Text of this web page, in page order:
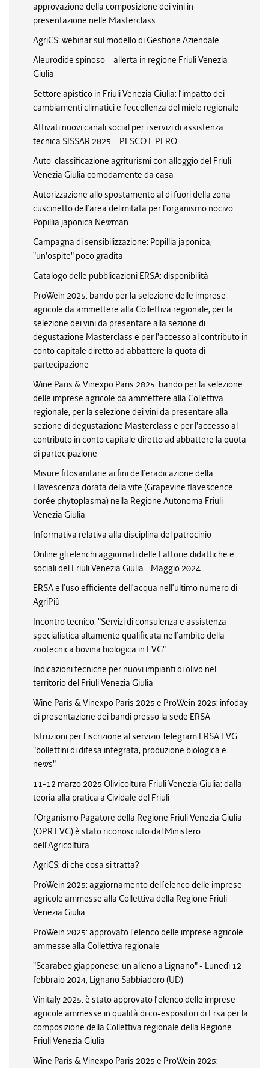
approvazione della composizione dei vini in
presentazione nelle Masterclass
AgriCS: webinar sul modello di Gestione Aziendale
Aleurodide spinoso – allerta in regione Friuli Venezia
Giulia
Settore apistico in Friuli Venezia Giulia: l’impatto dei
cambiamenti climatici e l’eccellenza del miele regionale
Attivati nuovi canali social per i servizi di assistenza
tecnica SISSAR 2025 – PESCO E PERO
Auto-classificazione agriturismi con alloggio del Friuli
Venezia Giulia comodamente da casa
Autorizzazione allo spostamento al di fuori della zona
cuscinetto dell’area delimitata per l’organismo nocivo
Popillia japonica Newman
Campagna di sensibilizzazione: Popillia japonica,
"un'ospite" poco gradita
Catalogo delle pubblicazioni ERSA: disponibilità
ProWein 2025: bando per la selezione delle imprese
agricole da ammettere alla Collettiva regionale, per la
selezione dei vini da presentare alla sezione di
degustazione Masterclass e per l'accesso al contributo in
conto capitale diretto ad abbattere la quota di
partecipazione
Wine Paris & Vinexpo Paris 2025: bando per la selezione
delle imprese agricole da ammettere alla Collettiva
regionale, per la selezione dei vini da presentare alla
sezione di degustazione Masterclass e per l'accesso al
contributo in conto capitale diretto ad abbattere la quota
di partecipazione
Misure fitosanitarie ai fini dell’eradicazione della
Flavescenza dorata della vite (Grapevine flavescence
dorée phytoplasma) nella Regione Autonoma Friuli
Venezia Giulia
Informativa relativa alla disciplina del patrocinio
Online gli elenchi aggiornati delle Fattorie didattiche e
sociali del Friuli Venezia Giulia - Maggio 2024
ERSA e l’uso efficiente dell’acqua nell’ultimo numero di
AgriPiù
Incontro tecnico: "Servizi di consulenza e assistenza
specialistica altamente qualificata nell’ambito della
zootecnica bovina biologica in FVG"
Indicazioni tecniche per nuovi impianti di olivo nel
territorio del Friuli Venezia Giulia
Wine Paris & Vinexpo Paris 2025 e ProWein 2025: infoday
di presentazione dei bandi presso la sede ERSA
Istruzioni per l'iscrizione al servizio Telegram ERSA FVG
"bollettini di difesa integrata, produzione biologica e
news"
11-12 marzo 2025 Olivicoltura Friuli Venezia Giulia: dalla
teoria alla pratica a Cividale del Friuli
l’Organismo Pagatore della Regione Friuli Venezia Giulia
(OPR FVG) è stato riconosciuto dal Ministero
dell’Agricoltura
AgriCS: di che cosa si tratta?
ProWein 2025: aggiornamento dell’elenco delle imprese
agricole ammesse alla Collettiva della Regione Friuli
Venezia Giulia
ProWein 2025: approvato l'elenco delle imprese agricole
ammesse alla Collettiva regionale
"Scarabeo giapponese: un alieno a Lignano" - Lunedì 12
febbraio 2024, Lignano Sabbiadoro (UD)
Vinitaly 2025: è stato approvato l’elenco delle imprese
agricole ammesse in qualità di co-espositori di Ersa per la
composizione della Collettiva regionale della Regione
Friuli Venezia Giulia
Wine Paris & Vinexpo Paris 2025 e ProWein 2025: